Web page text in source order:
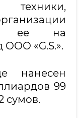
ее на
«G.S.».
нанесен
99
сумов.